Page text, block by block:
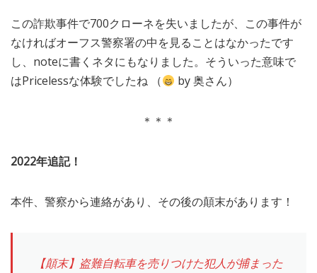
この詐欺事件で700クローネを失いましたが、この事件が
なければオーフス警察署の中を見ることはなかったです
し、noteに書くネタにもなりました。そういった意味で
はPricelessな体験でしたね （
by 奥さん）
＊＊＊
2022年追記！
本件、警察から連絡があり、その後の顛末があります！
【顛末】盗難自転車を売りつけた犯人が捕まった